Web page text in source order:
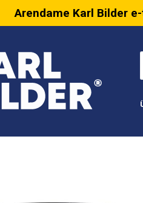
Arendame Karl Bilder